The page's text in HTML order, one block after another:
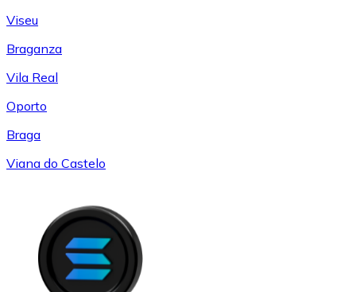
Viseu
Braganza
Vila Real
Oporto
Braga
Viana do Castelo